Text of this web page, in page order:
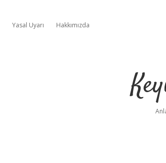
Yasal Uyarı Hakkımızda